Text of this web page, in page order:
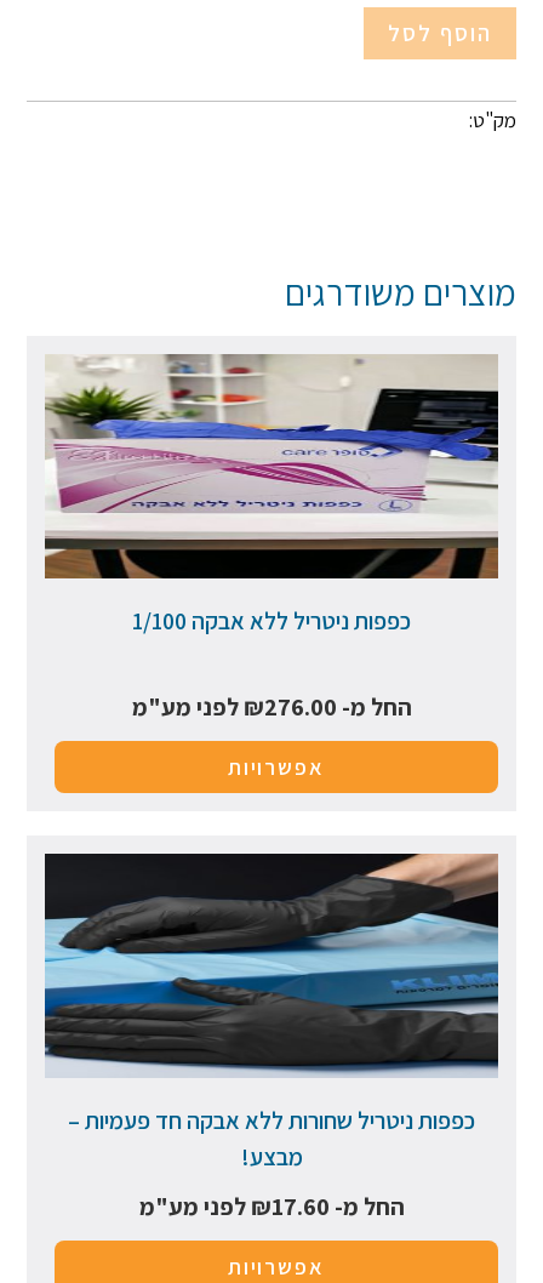
הוסף לסל
מק"ט:
מוצרים משודרגים
כפפות ניטריל ללא אבקה 1/100
החל מ- ₪276.00 לפני מע"מ
אפשרויות
כפפות ניטריל שחורות ללא אבקה חד פעמיות –
מבצע!
החל מ-
₪17.60 לפני מע"מ
אפשרויות